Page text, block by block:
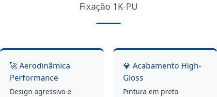
Fixação 1K-PU
🚀 Aerodinâmica
Performance
Design agressivo e
💎 Acabamento High-
Gloss
Pintura em preto